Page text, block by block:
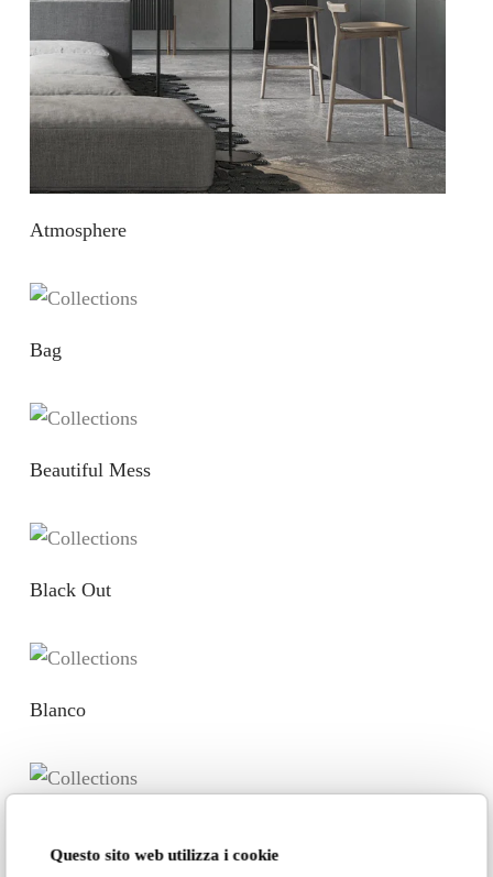
Questo sito web utilizza i cookie
Atmosphere
Bag
Beautiful Mess
Black Out
Blanco